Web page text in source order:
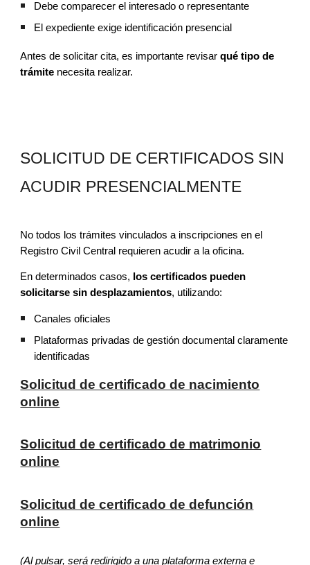
Debe comparecer el interesado o representante
El expediente exige identificación presencial
Antes de solicitar cita, es importante revisarqué tipo de
trámite necesita realizar.
SOLICITUD DE CERTIFICADOS SIN
ACUDIR PRESENCIALMENTE
No todos los trámites vinculados a inscripciones en el
Registro Civil Central requieren acudir a la oficina.
En determinados casos, los certificados pueden
solicitarse sin desplazamientos, utilizando:
Canales oficiales
Plataformas privadas de gestión documental claramente
identificadas
Solicitud de certificado de nacimiento
online
Solicitud de certificado de matrimonio
online
Solicitud de certificado de defunción
online
(Al pulsar, será redirigido a una plataforma externa e